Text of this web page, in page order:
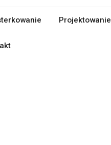
Projektowanie